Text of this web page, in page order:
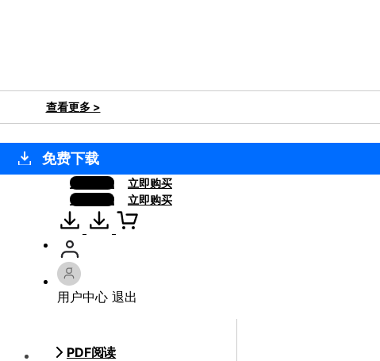
查看更多 >
免费下载
免费下载
立即购买
免费下载
立即购买
用户中心 退出
PDF阅读